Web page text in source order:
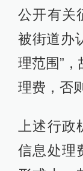
公开有关
被街道办
理范围”
理费，否
上述行
信息处理